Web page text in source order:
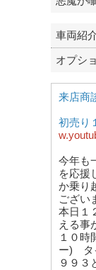
車両紹
オプシ
来店商
初売り
今年も
を応援
か乗り
ござい
本日１
える事
１０時
ー) タ
９９３